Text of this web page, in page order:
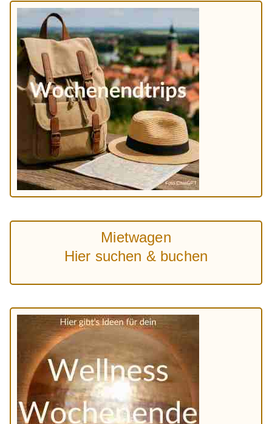
Mietwagen
Hier suchen & buchen